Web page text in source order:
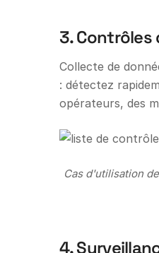
3. Contrôles
Collecte de
: détectez
opérateurs, des
Cas d'utilisation
4.